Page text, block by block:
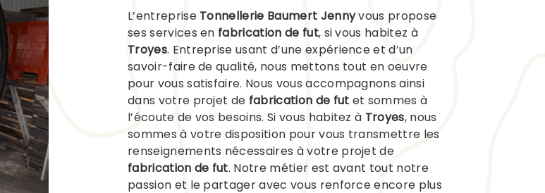
L’entreprise Tonnellerie Baumert Jennyvous propose
ses services en fabrication de fut, si vous habitez à
Troyes. Entreprise usant d’une expérience et d’un
savoir-faire de qualité, nous mettons tout en oeuvre
pour vous satisfaire. Nous vous accompagnons ainsi
dans votre projet de fabrication de fut et sommes à
l’écoute de vos besoins. Si vous habitez à Troyes, nous
sommes à votre disposition pour vous transmettre les
renseignements nécessaires à votre projet de
fabrication de fut. Notre métier est avant tout notre
passion et le partager avec vous renforce encore plus